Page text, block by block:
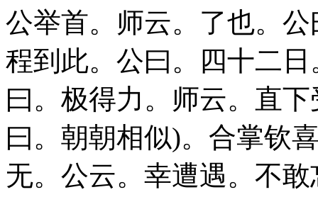
公举首。师云。了也。
程到此。公曰。四十二
曰。极得力。师云。直
曰。朝朝相似)。合掌钦
无。公云。幸遭遇。不